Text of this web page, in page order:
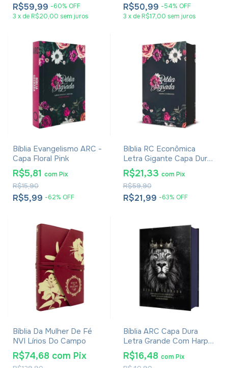
R$59,99 -60% OFF
3 x de R$20,00 sem juros
R$50,99 -54% OFF
3 x de R$17,00 sem juros
Bíblia Evangelismo ARC -
Capa Floral Pink
R$5,99 -62% OFF
R$15,90
R$5,81 comPix
Bíblia RC Econômica
Letra Gigante Capa Dura
Com Harpa E Corinhos
Flores Pink
R$21,99 -63% OFF
R$59,90
R$21,33 com Pix
Bíblia Da Mulher De Fé
NVI Lírios Do Campo
R$74,68 com Pix
Bíblia ARC Capa Dura
Letra Grande Com Harpa
- Textos Coloridos - Leão
Rei Dos Reis
R$16,48 com Pix